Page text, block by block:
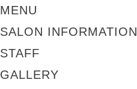
MENU
SALON INFORMATION
STAFF
GALLERY